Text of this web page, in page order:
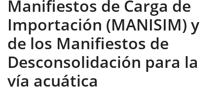
Manifiestos de Carga de
Importación (MANISIM) y
de los Manifiestos de
Desconsolidación para la
vía acuática